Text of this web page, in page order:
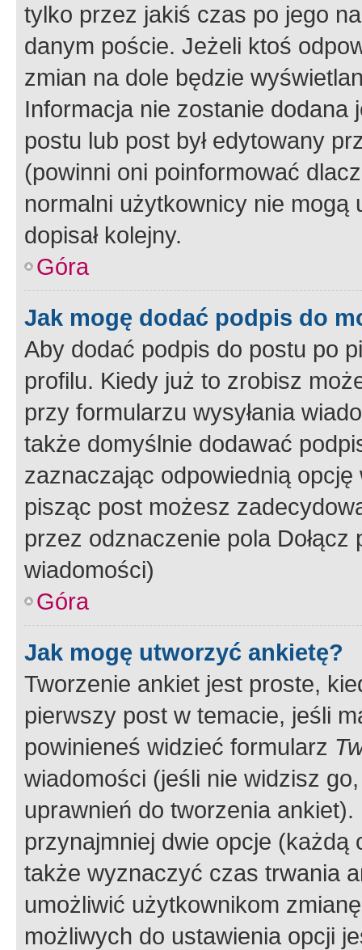
tylko przez jakiś czas po jego
danym poście. Jeżeli ktoś
zmian na dole będzie
Informacja nie zostanie dodana
postu lub post był edytowany
(powinni oni poinformować
normalni użytkownicy nie
dopisał kolejny.
Góra
Jak mogę dodać podpis do
Aby dodać podpis do postu po
profilu. Kiedy już to zrobisz
przy formularzu wysyłania
także domyślnie dodawać
zaznaczając odpowiednią
pisząc post możesz
przez odznaczenie pola
wiadomości)
Góra
Jak mogę utworzyć ankietę?
Tworzenie ankiet jest proste,
pierwszy post w temacie, jeśli
powinieneś widzieć formularz
wiadomości (jeśli nie widzisz
uprawnień do tworzenia
przynajmniej dwie opcje
także wyznaczyć czas trwania
umożliwić użytkownikom
możliwych do ustawienia opcji